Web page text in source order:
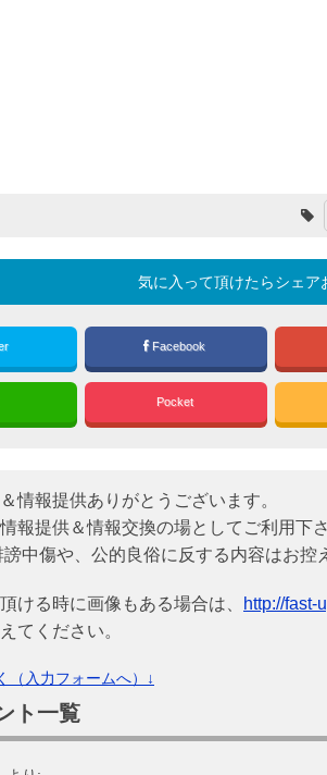
気に入って頂けたらシェア
Facebook
Pocket
情報提供ありがとうございます。
報提供＆情報交換の場としてご利用下
中傷や、公的良俗に反する内容はお控
ける時に画像もある場合は、
http://fast-
てください。
（入力フォームへ）↓
ト一覧